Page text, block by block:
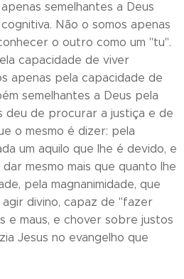
semelhantes a Deus
Não o somos apenas
o outro como um "tu".
capacidade de viver
apenas pela capacidade de
semelhantes a Deus pela
deu de procurar a justiça e de
o mesmo é dizer: pela
um aquilo que lhe é devido, e
mesmo mais que quanto lhe
pela magnanimidade, que
divino, capaz de "fazer
e maus, e chover sobre justos
Jesus no evangelho que